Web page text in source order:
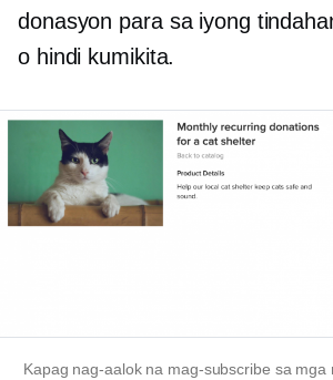
donasyon para sa iyong
o hindi kumikita.
Kapag nag-aalok na mag-subscribe sa mga